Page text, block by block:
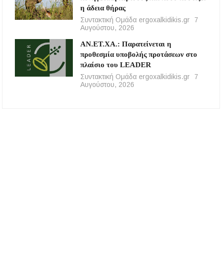
η άδεια θήρας
Συντακτική Ομάδα ergoxalkidikis.gr
7
Αυγούστου, 2026
ΑΝ.ΕΤ.ΧΑ.: Παρατείνεται η
προθεσμία υποβολής προτάσεων στο
πλαίσιο του LEADER
Συντακτική Ομάδα ergoxalkidikis.gr
7
Αυγούστου, 2026